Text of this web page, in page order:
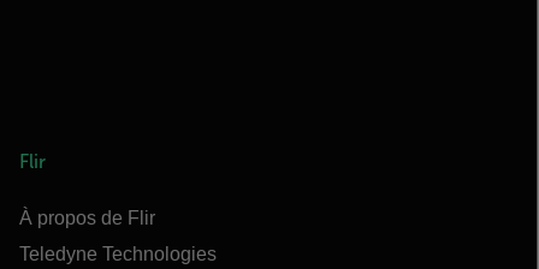
Flir
À propos de Flir
Teledyne Technologies